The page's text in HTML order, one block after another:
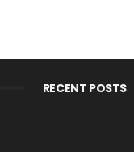
RECENT POSTS